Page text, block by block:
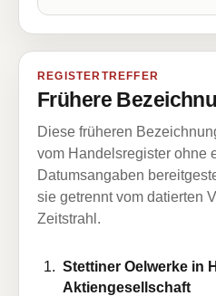
REGISTERTREFFER
Frühere
Diese früheren
vom Handelsregister ohne
Datumsangaben
sie getrennt vom datierten
Zeitstrahl.
Stettiner Oelwerke in
Aktiengesellschaft